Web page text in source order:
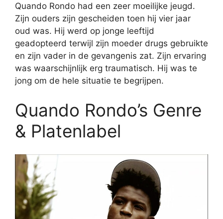
Quando Rondo had een zeer moeilijke jeugd.
Zijn ouders zijn gescheiden toen hij vier jaar
oud was. Hij werd op jonge leeftijd
geadopteerd terwijl zijn moeder drugs gebruikte
en zijn vader in de gevangenis zat. Zijn ervaring
was waarschijnlijk erg traumatisch. Hij was te
jong om de hele situatie te begrijpen.
Quando Rondo’s Genre
& Platenlabel